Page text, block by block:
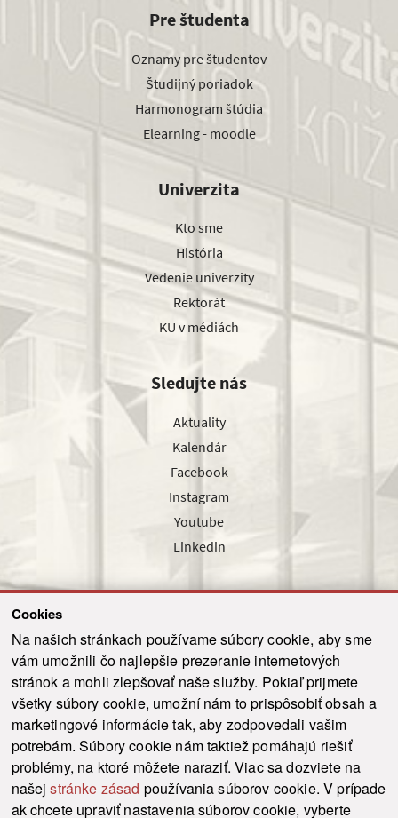
Cookies
Na našich stránkach používame súbory cookie, aby sme
vám umožnili čo najlepšie prezeranie internetových
stránok a mohli zlepšovať naše služby. Pokiaľ prijmete
všetky súbory cookie, umožní nám to prispôsobiť obsah a
marketingové informácie tak, aby zodpovedali vašim
potrebám. Súbory cookie nám taktiež pomáhajú riešiť
problémy, na ktoré môžete naraziť. Viac sa dozviete na
našejstránke zásad používania súborov cookie. V prípade
ak chcete upraviť nastavenia súborov cookie, vyberte
Pre študenta
Oznamy pre študentov
Študijný poriadok
Harmonogram štúdia
Elearning - moodle
Univerzita
Kto sme
História
Vedenie univerzity
Rektorát
KU v médiách
Sledujte nás
Aktuality
Kalendár
Facebook
Instagram
Youtube
Linkedin
Odoslať
© 2021-2026 ku.sk. Všetky práva vyhradené. | Ochrana osobných údajov